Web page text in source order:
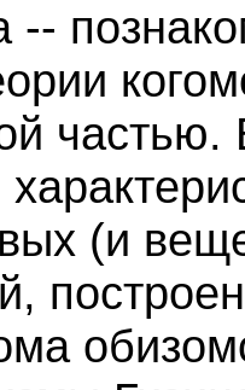
--
частью.
(и